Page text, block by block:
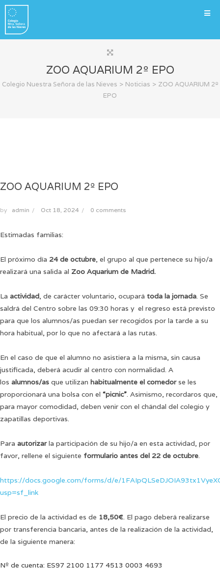
ZOO AQUARIUM 2º EPO
Colegio Nuestra Señora de las Nieves > Noticias > ZOO AQUARIUM 2º
EPO
ZOO AQUARIUM 2º EPO
by admin / Oct 18, 2024 / 0 comments
Estimadas familias:
El próximo día 24 de octubre, el grupo al que pertenece su hijo/a
realizará una salida al Zoo Aquarium de Madrid.
La actividad, de carácter voluntario, ocupará toda la jornada. Se
saldrá del Centro sobre las 09:30 horas y el regreso está previsto
para que los alumnos/as puedan ser recogidos por la tarde a su
hora habitual, por lo que no afectará a las rutas.
En el caso de que el alumno no asistiera a la misma, sin causa
justificada, deberá acudir al centro con normalidad. A
los alumnos/as que utilizan habitualmente el comedorse les
proporcionará una bolsa con el “picnic”. Asimismo, recordaros que,
para mayor comodidad, deben venir con el chándal del colegio y
zapatillas deportivas.
Para autorizarla participación de su hijo/a en esta actividad, por
favor, rellene el siguiente formulario antes del 22 de octubre.
https://docs.google.com/forms/d/e/
usp=sf_link
El precio de la actividad es de 18,50€. El pago deberá realizarse
por transferencia bancaria, antes de la realización de la actividad,
de la siguiente manera:
Nº de cuenta: ES97 2100 1177 4513 0003 4693